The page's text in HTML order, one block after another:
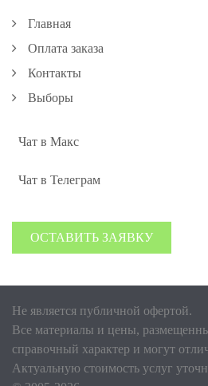
Главная
Оплата заказа
Контакты
Выборы
Чат в Макс
Чат в Телеграм
ОСТАВИТЬ ЗАЯВКУ
Не является публичной офертой.
Все материалы и цены,
справочный характер и могут
Актуальную стоимость услуг